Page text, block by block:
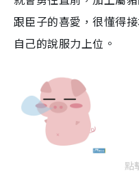
跟臣子的喜愛，很懂得
自己的說服力上位。
點